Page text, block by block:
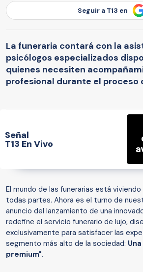
Seguir a T13 en
La funeraria contará con la
psicólogos especializados
quienes necesiten
profesional durante el proceso
Señal
T13 En Vivo
El mundo de las funerarias está
todas partes. Ahora es el turno de
anuncio del lanzamiento de una
redefine el servicio funerario de lujo,
exclusivamente para satisfacer las
segmento más alto de la sociedad:
premium".